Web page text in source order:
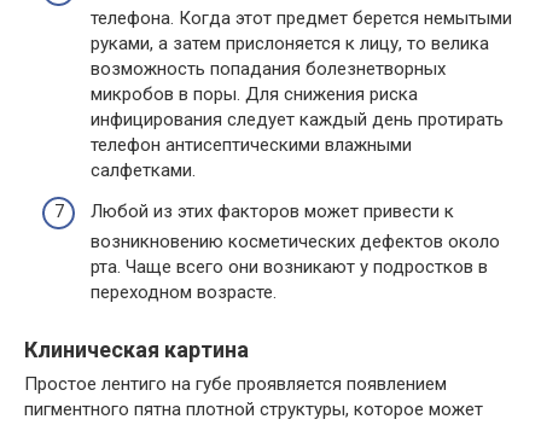
телефона. Когда этот предмет берется немытыми
руками, а затем прислоняется к лицу, то велика
возможность попадания болезнетворных
микробов в поры. Для снижения риска
инфицирования следует каждый день протирать
телефон антисептическими влажными
салфетками.
Любой из этих факторов может привести к
возникновению косметических дефектов около
рта. Чаще всего они возникают у подростков в
переходном возрасте.
Клиническая картина
Простое лентиго на губе проявляется появлением
пигментного пятна плотной структуры, которое может